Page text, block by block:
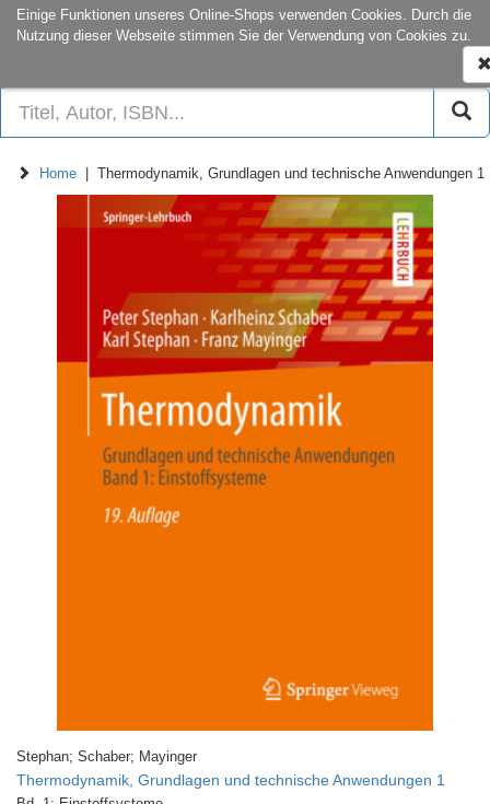
Einige Funktionen unseres Online-Shops verwenden Cookies. Durch die
Nutzung dieser Webseite stimmen Sie der Verwendung von Cookies zu.
onCampus:S1|03 +49 6151-16-
Home | Thermodynamik, Grundlagen und technische Anwendungen 1
Stephan; Schaber; Mayinger
Thermodynamik, Grundlagen und technische Anwendungen 1